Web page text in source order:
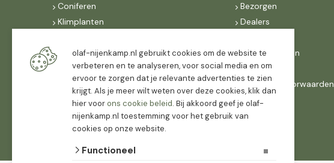
Coniferen
Klimplanten
Dak, lei- & vormbomen
Dealers
Bezorgen
Dealers
IncoNed Groen
FAQ
Algemene voorwaarden
olaf-nijenkamp.nl gebruikt cookies om de website te
verbeteren en te analyseren, voor social media en om
ervoor te zorgen dat je relevante advertenties te zien
krijgt. Als je meer wilt weten over deze cookies, klik dan
hier voorons cookie beleid. Bij akkoord geef je olaf-
nijenkamp.nl toestemming voor het gebruik van
cookies op onze website.
Functioneel